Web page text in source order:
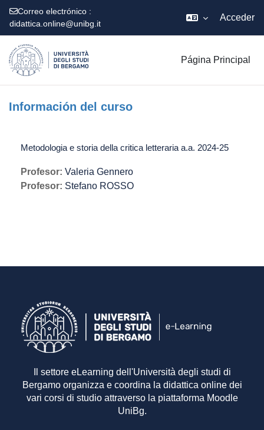
Correo electrónico :
didattica.online@unibg.it
Acceder
Página Principal
Información del curso
Metodologia e storia della critica letteraria a.a. 2024-25
Profesor: Valeria Gennero
Profesor: Stefano ROSSO
Il settore eLearning dell'Università degli studi di
Bergamo organizza e coordina la didattica online dei
vari corsi di studio attraverso la piattaforma Moodle
UniBg.